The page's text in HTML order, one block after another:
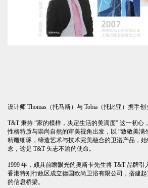
设计师 Thomas（托马斯）与 Tobia（托比亚）携手创
T&T 秉持 “家的模样，决定生活的美满度” 这一初心
性格特质与崇尚自然的审美视角出发，以 “致敬美满
精雕细琢，缔造艺术与技术完美融合的卫浴产品，
念，这是 T&T 矢志不渝的使命。
1999 年，颇具前瞻眼光的奥斯卡先生将 T&T 品牌引
香港特别行政区成立德国欧尚卫浴有限公司，搭建
的信息桥梁。